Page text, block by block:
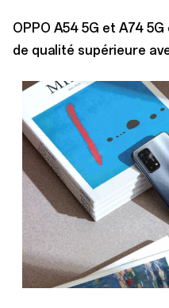
OPPO A54 5G et A74
de qualité supérieure